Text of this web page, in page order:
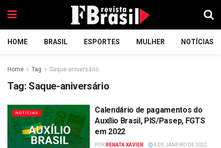
HOME BRASIL ESPORTES MULHER NOTÍCIAS
Home Tag Saque-aniversário
Tag: Saque-aniversário
NOTÍCIAS
Calendário de pagamentos do
Auxílio Brasil, PIS/Pasep, FGTS
em 2022
POR RENATA XAVIER 4 DE JANEIRO DE 2022